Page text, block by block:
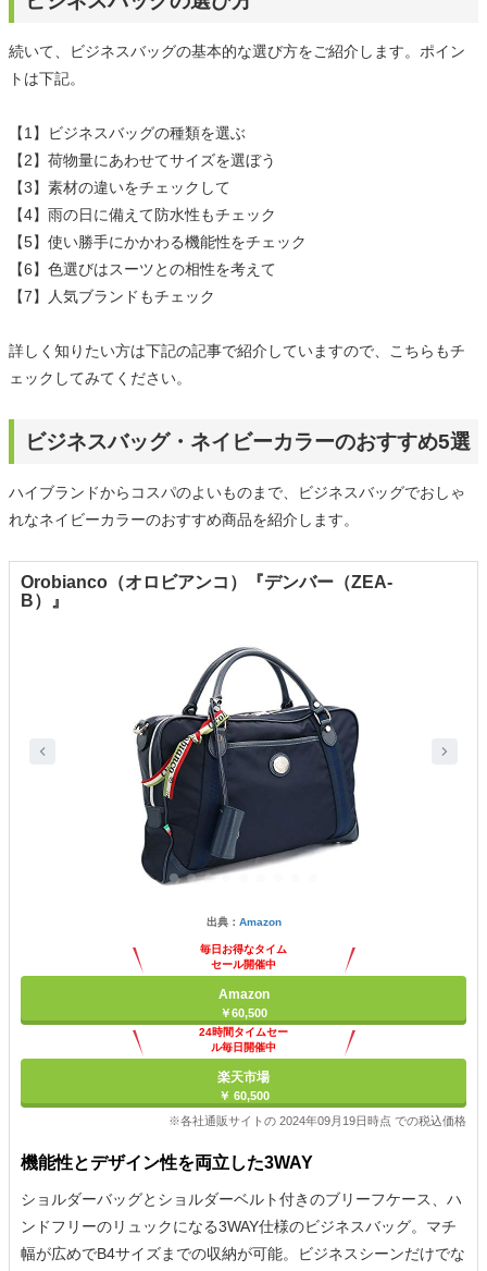
続いて、ビジネスバッグの基本的な選び方をご紹介します。ポイン
トは下記。
【1】ビジネスバッグの種類を選ぶ
【2】荷物量にあわせてサイズを選ぼう
【3】素材の違いをチェックして
【4】雨の日に備えて防水性もチェック
【5】使い勝手にかかわる機能性をチェック
【6】色選びはスーツとの相性を考えて
【7】人気ブランドもチェック
詳しく知りたい方は下記の記事で紹介していますので、こちらもチ
ェックしてみてください。
ビジネスバッグ・ネイビーカラーのおすすめ5選
ハイブランドからコスパのよいものまで、ビジネスバッグでおしゃ
れなネイビーカラーのおすすめ商品を紹介します。
Orobianco（オロビアンコ）『デンバー（ZEA-
B）』
出典： Amazon
毎日お得なタイム
セール開催中
Amazon
￥60,500
24時間タイムセー
ル毎日開催中
楽天市場
￥ 60,500
※各社通販サイトの 2024年09月19日時点 での税込価格
機能性とデザイン性を両立した3WAY
ショルダーバッグとショルダーベルト付きのブリーフケース、ハ
ンドフリーのリュックになる3WAY仕様のビジネスバッグ。マチ
幅が広めでB4サイズまでの収納が可能。ビジネスシーンだけでな